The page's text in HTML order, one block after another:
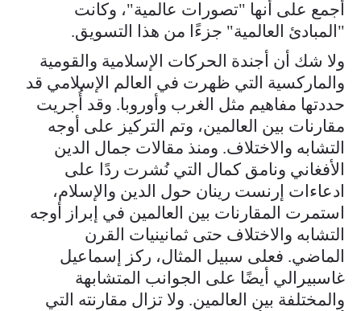
أجمع على أنها "تصورات عالمية"، وكانت
"المبادئ العالمية" جزءًا من هذا التسويق.
ولا شك أن أجندة الحركات الإسلامية والقومية
والماركسية التي ظهرت في العالم الإسلامي قد
حددتها مفاهيم مثل الغرب وأوروبا. وقد أُجريت
مقارنات بين العالمين، وتم التركيز على أوجه
التشابه والاختلاف. ومنذ مقالات جمال الدين
الأفغاني ونامق كمال التي نُشرت ردًا على
ادعاءات إرنست رينان حول الدين والإسلام،
استمرت المقارنات بين العالمين في إبراز أوجه
التشابه والاختلاف حتى ثمانينيات القرن
الماضي. فعلى سبيل المثال، ركز إسماعيل
غاسبيرالي أيضًا على الجوانب المتشابهة
والمختلفة بين العالمين. ولا تزال مقارنته التي